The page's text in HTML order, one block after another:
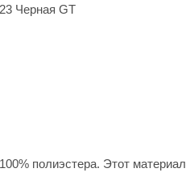
полиэстера. Этот материал